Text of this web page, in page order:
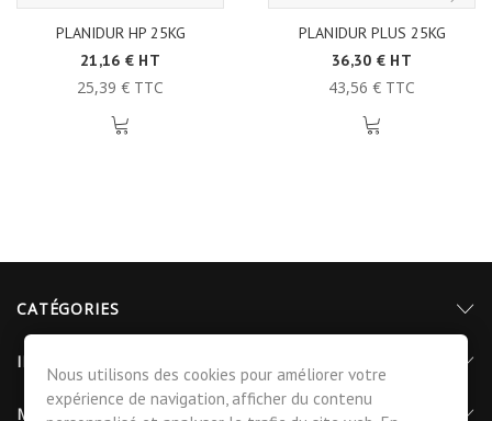
PLANIDUR HP 25KG
21,16 € HT
25,39 € TTC
PLANIDUR PLUS 25KG
36,30 € HT
43,56 € TTC
CATÉGORIES
INFORMATIONS
MON COMPTE
Nous utilisons des cookies pour améliorer votre
expérience de navigation, afficher du contenu